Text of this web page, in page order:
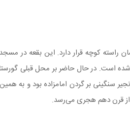
راسته کوچه قرار دارد. این بقعه در
شده است. در حال حاضر بر محل قبلی
سنگینی بر گردن امامزاده بود و به
از قرن دهم هجری می‌رسد.